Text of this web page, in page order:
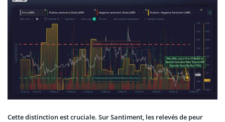
Cette distinction est cruciale. Sur Santiment, les relevés de peur